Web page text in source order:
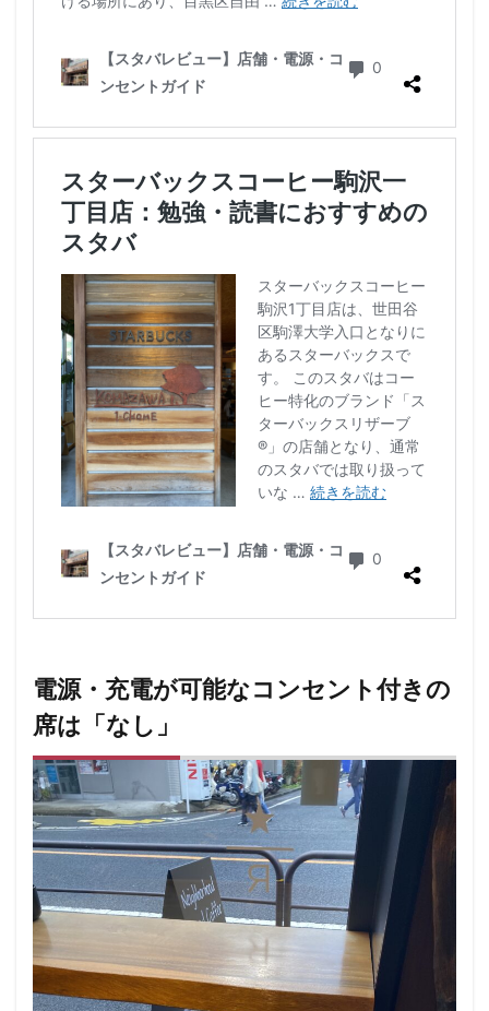
電源・充電が可能なコンセント付きの
席は「なし」